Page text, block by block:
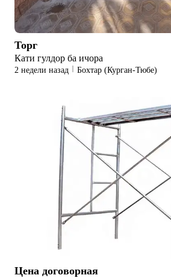
Торг
Кати гулдор ба ичора
2 недели назад Бохтар (Курган-Тюбе)
Цена договорная